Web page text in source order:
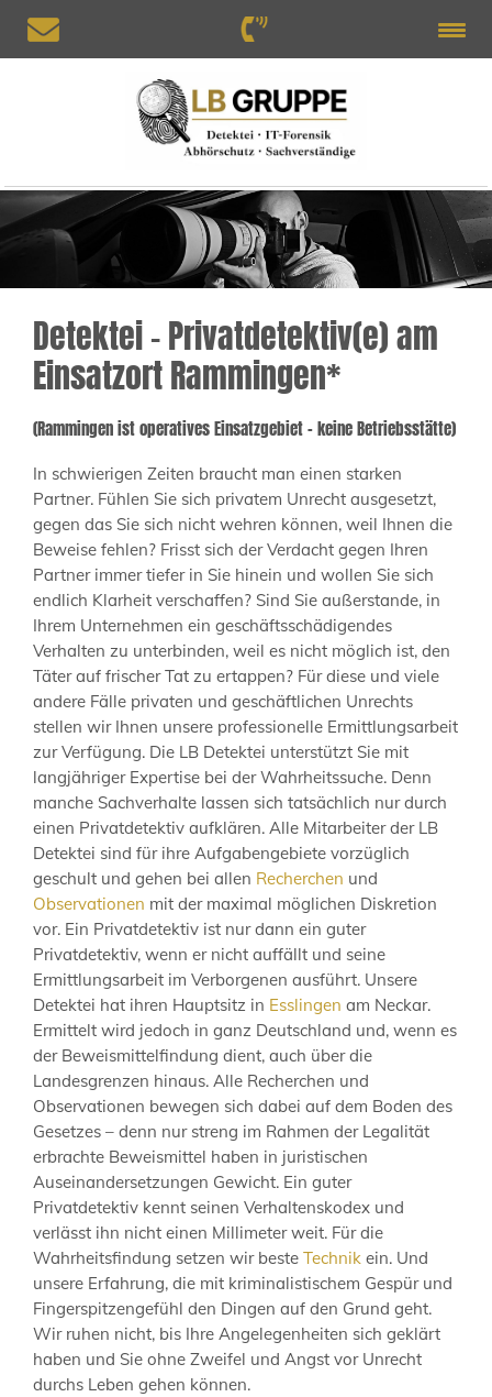
Detektei – Privatdetektiv(e) am
Einsatzort Rammingen*
(Rammingen ist operatives Einsatzgebiet – keine Betriebsstätte)
In schwierigen Zeiten braucht man einen starken
Partner. Fühlen Sie sich privatem Unrecht ausgesetzt,
gegen das Sie sich nicht wehren können, weil Ihnen die
Beweise fehlen? Frisst sich der Verdacht gegen Ihren
Partner immer tiefer in Sie hinein und wollen Sie sich
endlich Klarheit verschaffen? Sind Sie außerstande, in
Ihrem Unternehmen ein geschäftsschädigendes
Verhalten zu unterbinden, weil es nicht möglich ist, den
Täter auf frischer Tat zu ertappen? Für diese und viele
andere Fälle privaten und geschäftlichen Unrechts
stellen wir Ihnen unsere professionelle Ermittlungsarbeit
zur Verfügung. Die LB Detektei unterstützt Sie mit
langjähriger Expertise bei der Wahrheitssuche. Denn
manche Sachverhalte lassen sich tatsächlich nur durch
einen Privatdetektiv aufklären. Alle Mitarbeiter der LB
Detektei sind für ihre Aufgabengebiete vorzüglich
geschult und gehen bei allen Recherchen und
Observationen mit der maximal möglichen Diskretion
vor. Ein Privatdetektiv ist nur dann ein guter
Privatdetektiv, wenn er nicht auffällt und seine
Ermittlungsarbeit im Verborgenen ausführt. Unsere
Detektei hat ihren Hauptsitz in Esslingen am Neckar.
Ermittelt wird jedoch in ganz Deutschland und, wenn es
der Beweismittelfindung dient, auch über die
Landesgrenzen hinaus. Alle Recherchen und
Observationen bewegen sich dabei auf dem Boden des
Gesetzes – denn nur streng im Rahmen der Legalität
erbrachte Beweismittel haben in juristischen
Auseinandersetzungen Gewicht. Ein guter
Privatdetektiv kennt seinen Verhaltenskodex und
verlässt ihn nicht einen Millimeter weit. Für die
Wahrheitsfindung setzen wir beste Technik ein. Und
unsere Erfahrung, die mit kriminalistischem Gespür und
Fingerspitzengefühl den Dingen auf den Grund geht.
Wir ruhen nicht, bis Ihre Angelegenheiten sich geklärt
haben und Sie ohne Zweifel und Angst vor Unrecht
durchs Leben gehen können.